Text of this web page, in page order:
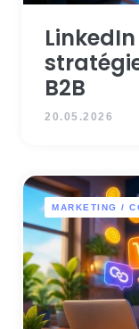
B2B
20.05.2026
MARKETING /